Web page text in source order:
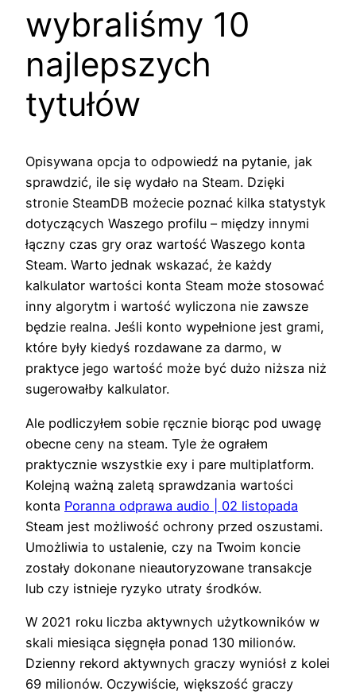
wybraliśmy 10
najlepszych
tytułów
Opisywana opcja to odpowiedź na pytanie, jak
sprawdzić, ile się wydało na Steam. Dzięki
stronie SteamDB możecie poznać kilka statystyk
dotyczących Waszego profilu – między innymi
łączny czas gry oraz wartość Waszego konta
Steam. Warto jednak wskazać, że każdy
kalkulator wartości konta Steam może stosować
inny algorytm i wartość wyliczona nie zawsze
będzie realna. Jeśli konto wypełnione jest grami,
które były kiedyś rozdawane za darmo, w
praktyce jego wartość może być dużo niższa niż
sugerowałby kalkulator.
Ale podliczyłem sobie ręcznie biorąc pod uwagę
obecne ceny na steam. Tyle że ograłem
praktycznie wszystkie exy i pare multiplatform.
Kolejną ważną zaletą sprawdzania wartości
konta Poranna odprawa audio | 02 listopada
Steam jest możliwość ochrony przed oszustami.
Umożliwia to ustalenie, czy na Twoim koncie
zostały dokonane nieautoryzowane transakcje
lub czy istnieje ryzyko utraty środków.
W 2021 roku liczba aktywnych użytkowników w
skali miesiąca sięgnęła ponad 130 milionów.
Dzienny rekord aktywnych graczy wyniósł z kolei
69 milionów. Oczywiście, większość graczy